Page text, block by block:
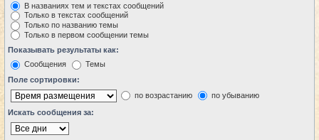
В названиях тем и текстах сообщений
Только в текстах сообщений
Только по названию темы
Только в первом сообщении темы
Показывать результаты как:
Сообщения
Темы
Поле сортировки:
по возрастанию
по убыванию
Искать сообщения за: